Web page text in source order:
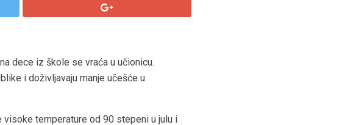
dece iz škole se vraća u učionicu.
i doživljavaju manje učešće u
temperature od 90 stepeni u julu i